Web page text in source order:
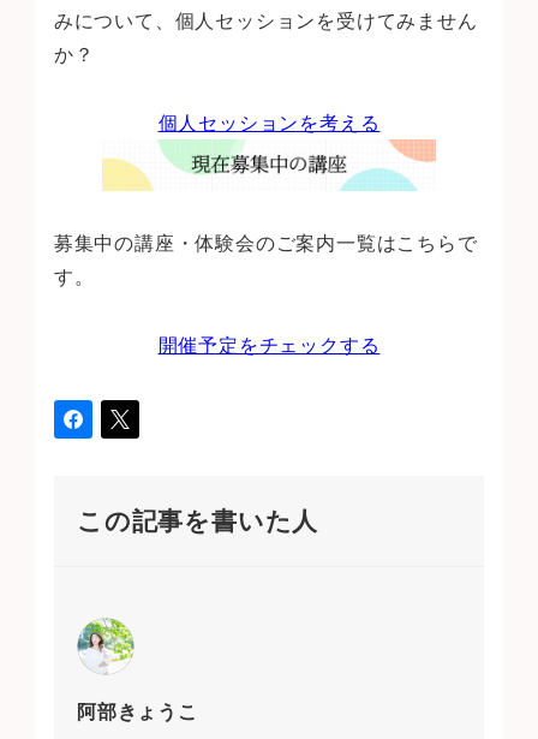
みについて、個人セッションを受けてみません
か？
個人セッションを考える
募集中の講座・体験会のご案内一覧はこちらで
す。
開催予定をチェックする
この記事を書いた人
阿部きょうこ